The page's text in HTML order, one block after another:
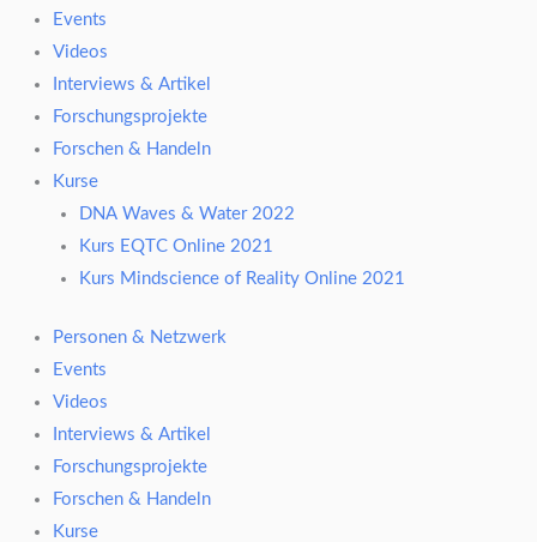
Events
Videos
Interviews & Artikel
Forschungsprojekte
Forschen & Handeln
Kurse
DNA Waves & Water 2022
Kurs EQTC Online 2021
Kurs Mindscience of Reality Online 2021
Personen & Netzwerk
Events
Videos
Interviews & Artikel
Forschungsprojekte
Forschen & Handeln
Kurse